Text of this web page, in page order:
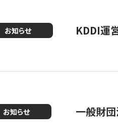
お知らせ KDDI運
お知らせ 一般財